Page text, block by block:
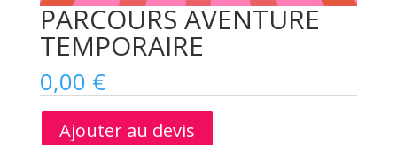
PARCOURS AVENTURE
TEMPORAIRE
0,00 €
Ajouter au devis